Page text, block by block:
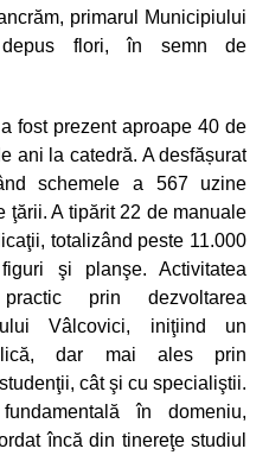
primarul Municipiului
flori, în semn de
fost prezent aproape 40 de
ani la catedră. A desfășurat
schemele a 567 uzine
ţării. A tipărit 22 de manuale
totalizând peste 11.000
şi planşe. Activitatea
prin dezvoltarea
Vâlcovici, iniţiind un
dar mai ales prin
cât şi cu specialiştii.
în domeniu,
încă din tinereţe studiul